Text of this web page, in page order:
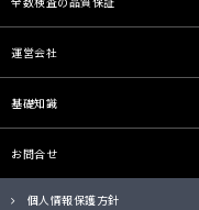
運営会社
基礎知識
お問合せ
個人情報保護方針